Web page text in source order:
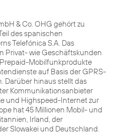
& Co. OHG gehört zu
des spanischen
Telefónica S.A. Das
Privat- wie Geschäftskunden
Mobilfunkprodukte
auf Basis der GPRS-
Darüber hinaus stellt das
Kommunikationsanbieter
und Highspeed-Internet zur
hat 45 Millionen Mobil- und
Irland, der
Slowakei und Deutschland.